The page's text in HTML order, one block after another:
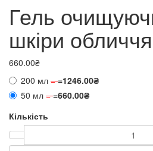
Гель
шкіри
660.00₴
200 мл ==1246.00₴
50 мл ==660.00₴
Кількість